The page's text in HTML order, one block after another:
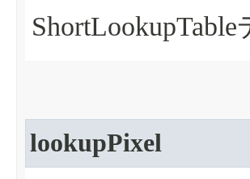
lookupPixel